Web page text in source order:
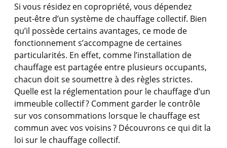
Si vous résidez en copropriété, vous dépendez
peut-être d’un système de chauffage collectif. Bien
qu’il possède certains avantages, ce mode de
fonctionnements’accompagne de certaines
particularités. En effet, comme l’installation de
chauffage est partagée entre plusieurs occupants,
chacun doit sesoumettreà des règles strictes.
Quelle est la réglementation pour le chauffage d’un
immeuble collectif? Comment garder le contrôle
survos consommations lorsque le chauffage est
commun avec vos voisins? Découvrons ce qui dit la
loi sur le chauffage collectif.